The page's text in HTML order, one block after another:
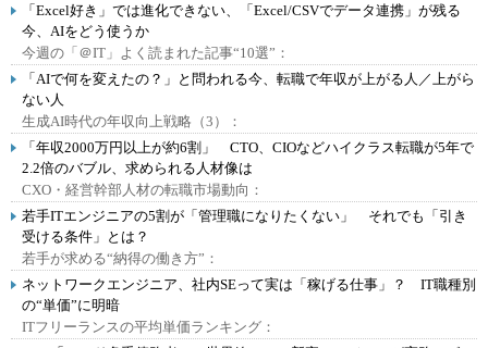
「Excel好き」では進化できない、「Excel/CSVでデータ連携」が残る
今、AIをどう使うか
今週の「＠IT」よく読まれた記事“10選”：
「AIで何を変えたの？」と問われる今、転職で年収が上がる人／上がら
ない人
生成AI時代の年収向上戦略（3）：
「年収2000万円以上が約6割」 CTO、CIOなどハイクラス転職が5年で
2.2倍のバブル、求められる人材像は
CXO・経営幹部人材の転職市場動向：
若手ITエンジニアの5割が「管理職になりたくない」 それでも「引き
受ける条件」とは？
若手が求める“納得の働き方”：
ネットワークエンジニア、社内SEって実は「稼げる仕事」？ IT職種別
の“単価”に明暗
ITフリーランスの平均単価ランキング：